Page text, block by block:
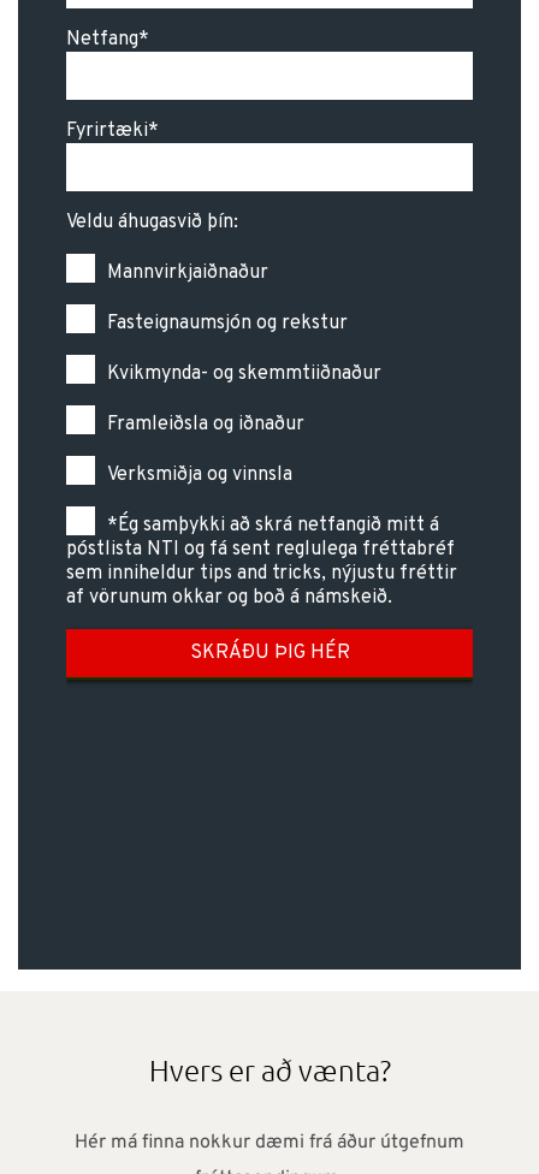
Hvers er að vænta?
Hér má finna nokkur dæmi frá áður útgefnum